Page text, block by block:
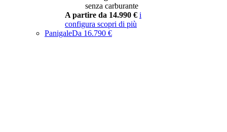
senza carburante
A partire da 14.990 € i
configura scopri di più
PanigaleDa 16.790 €